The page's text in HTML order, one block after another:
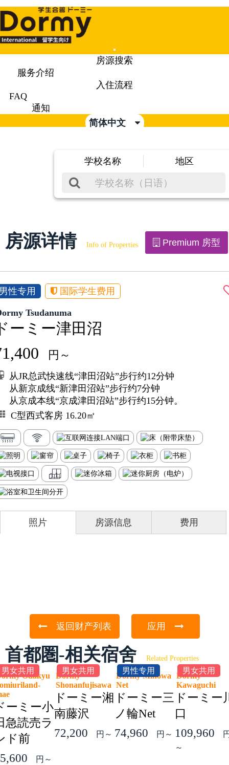
Mobile
Menu
房源搜索
服务介绍
入住流程
FAQ
通知
简体中文
学校名称 地区
房源详情 Info of Properties Premium 房型
性专用 国际学生费用
Tsudanuma
ーミー津田沼
円～
从JR总武快速线“津田沼站”步行约12分钟
从新京成线“新津田沼站”步行约7分钟
从京成本线“京成津田沼站”步行约15分钟。
C型西式客房 16.20㎡
照片 房源信息 费用
返回财产列表 应用
首都圏-相关宿舍 Related Properties
男女共用
Odakyu
ーミー小
急読売ラ
ド前
円～
男女共用
Dormy
Shonanfujisawa
ドーミー湘
南藤沢
72,200
円～
男性专用
Dormy Minowa
Net
ドーミー三
ノ輪Net
74,960
円～
男女共用
Dormy
Kawaguchi
ドーミー
口
109,960
～